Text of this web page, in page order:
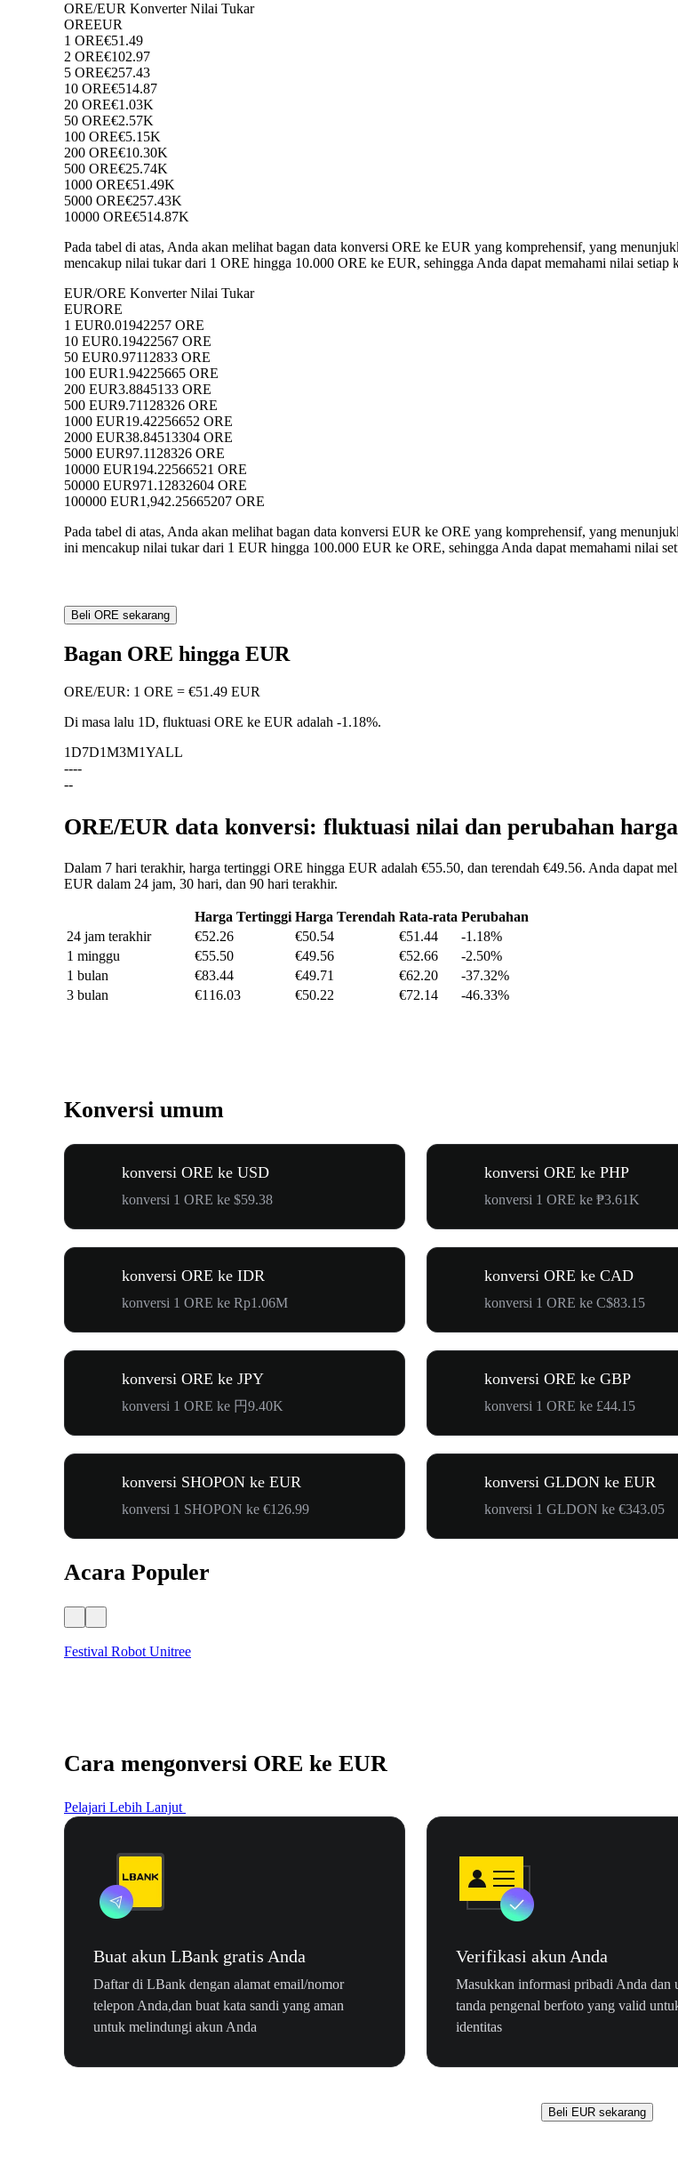
ORE/EUR Konverter Nilai Tukar
OREEUR
1 ORE€51.49
2 ORE€102.97
5 ORE€257.43
10 ORE€514.87
20 ORE€1.03K
50 ORE€2.57K
100 ORE€5.15K
200 ORE€10.30K
500 ORE€25.74K
1000 ORE€51.49K
5000 ORE€257.43K
10000 ORE€514.87K
Pada tabel di atas, Anda akan melihat bagan data konversi ORE ke EUR yang komprehensif, yang
mencakup nilai tukar dari 1 ORE hingga 10.000 ORE ke EUR, sehingga Anda dapat memahami nilai setiap
EUR/ORE Konverter Nilai Tukar
EURORE
1 EUR0.01942257 ORE
10 EUR0.19422567 ORE
50 EUR0.97112833 ORE
100 EUR1.94225665 ORE
200 EUR3.8845133 ORE
500 EUR9.71128326 ORE
1000 EUR19.42256652 ORE
2000 EUR38.84513304 ORE
5000 EUR97.1128326 ORE
10000 EUR194.22566521 ORE
50000 EUR971.12832604 ORE
100000 EUR1,942.25665207 ORE
Pada tabel di atas, Anda akan melihat bagan data konversi EUR ke ORE yang komprehensif, yang
ini mencakup nilai tukar dari 1 EUR hingga 100.000 EUR ke ORE, sehingga Anda dapat memahami nilai
Beli ORE sekarang
Bagan ORE hingga EUR
ORE/EUR: 1 ORE = €51.49 EUR
Di masa lalu 1D, fluktuasi ORE ke EUR adalah -1.18%.
1D7D1M3M1YALL
----
--
ORE/EUR data konversi: fluktuasi nilai dan perubahan
Dalam 7 hari terakhir, harga tertinggi ORE hingga EUR adalah €55.50, dan terendah €49.56. Anda dapat
EUR dalam 24 jam, 30 hari, dan 90 hari terakhir.
Harga Tertinggi Harga Terendah Rata-rata Perubahan
24 jam terakhir
€52.26 €50.54 €51.44
-1.18%
1 minggu
€55.50 €49.56 €52.66
-2.50%
1 bulan
€83.44 €49.71 €62.20
-37.32%
3 bulan
€116.03 €50.22 €72.14 -46.33%
Konversi umum
konversi ORE ke USD
konversi 1 ORE ke $59.38
konversi ORE ke PHP
konversi 1 ORE ke ₱3.61K
konversi ORE ke IDR
konversi 1 ORE ke Rp1.06M
konversi ORE ke CAD
konversi 1 ORE ke C$83.15
konversi ORE ke JPY
konversi 1 ORE ke 円9.40K
konversi ORE ke GBP
konversi 1 ORE ke £44.15
konversi SHOPON ke EUR
konversi 1 SHOPON ke €126.99
konversi GLDON ke EUR
konversi 1 GLDON ke €343.05
Acara Populer
Festival Robot Unitree
Cara mengonversi ORE ke EUR
Pelajari Lebih Lanjut
Buat akun LBank gratis Anda
Daftar di LBank dengan alamat email/nomor
telepon Anda,dan buat kata sandi yang aman
untuk melindungi akun Anda
Verifikasi akun Anda
Masukkan informasi pribadi Anda dan
tanda pengenal berfoto yang valid
identitas
Beli EUR sekarang